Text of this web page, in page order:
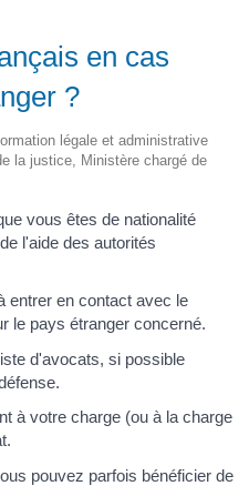
en cas
?
légale et administrative
la justice, Ministère chargé de
vous êtes de nationalité
l'aide des autorités
entrer en contact avec le
le pays étranger concerné.
d'avocats, si possible
à votre charge (ou à la charge
pouvez parfois bénéficier de